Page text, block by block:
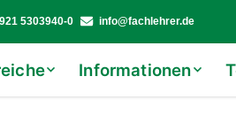
5303940-0 info@fachlehrer.de
Informationen